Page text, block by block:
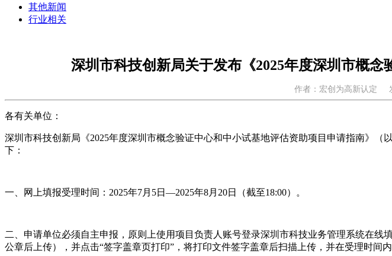
其他新闻
行业相关
深圳市科技创新局关于发布《2025年度深圳市概
作者：宏创为高新认定
各有关单位：
深圳市科技创新局《2025年度深圳市概念验证中心和中小试基地评估资助项目申请指南》
下：
一、网上填报受理时间：2025年7月5日—2025年8月20日（截至18:00）。
二、申请单位必须自主申报，原则上使用项目负责人账号登录深圳市科技业务管理系统在
公章后上传），并点击“签字盖章页打印”，将打印文件签字盖章后扫描上传，并在受理时间